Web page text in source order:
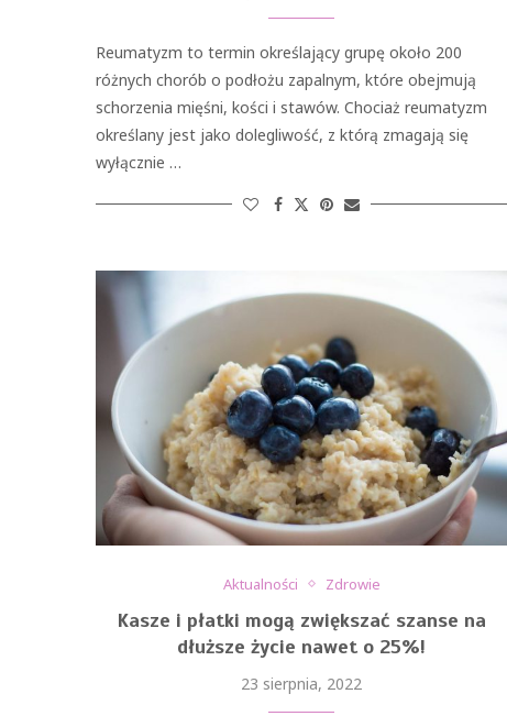
Reumatyzm to termin określający grupę około 200
różnych chorób o podłożu zapalnym, które obejmują
schorzenia mięśni, kości i stawów. Chociaż reumatyzm
określany jest jako dolegliwość, z którą zmagają się
wyłącznie …
Aktualności Zdrowie
Kasze i płatki mogą zwiększać szanse na
dłuższe życie nawet o 25%!
23 sierpnia, 2022